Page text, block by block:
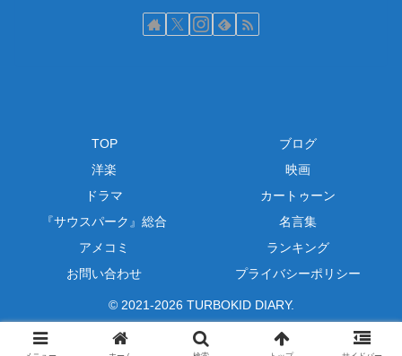
TOP
ブログ
洋楽
映画
ドラマ
カートゥーン
『サウスパーク』総合
名言集
アメコミ
ランキング
お問い合わせ
プライバシーポリシー
© 2021-2026 TURBOKID DIARY.